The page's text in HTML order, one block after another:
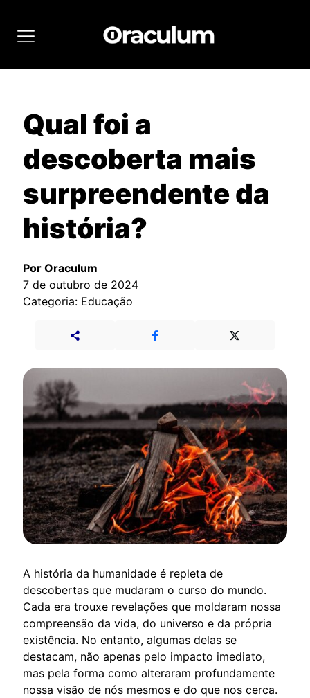
Qual foi a
descoberta mais
surpreendente da
história?
Por Oraculum
7 de outubro de 2024
Categoria: Educação
A história da humanidade é repleta de
descobertas que mudaram o curso do mundo.
Cada era trouxe revelações que moldaram nossa
compreensão da vida, do universo e da própria
existência. No entanto, algumas delas se
destacam, não apenas pelo impacto imediato,
mas pela forma como alteraram profundamente
nossa visão de nós mesmos e do que nos cerca.